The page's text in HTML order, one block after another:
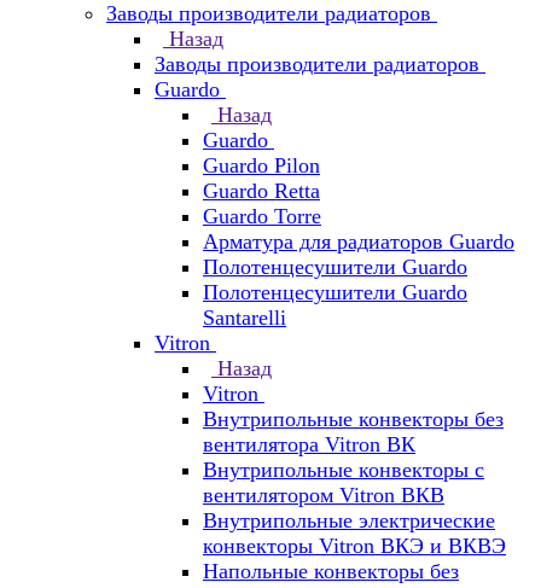
Заводы производители радиаторов
Назад
Заводы производители радиаторов
Guardo
Назад
Guardo
Guardo Pilon
Guardo Retta
Guardo Torre
Арматура для радиаторов Guardo
Полотенцесушители Guardo
Полотенцесушители Guardo
Santarelli
Vitron
Назад
Vitron
Внутрипольные конвекторы без
вентилятора Vitron ВК
Внутрипольные конвекторы с
вентилятором Vitron ВКВ
Внутрипольные электрические
конвекторы Vitron ВКЭ и ВКВЭ
Напольные конвекторы без